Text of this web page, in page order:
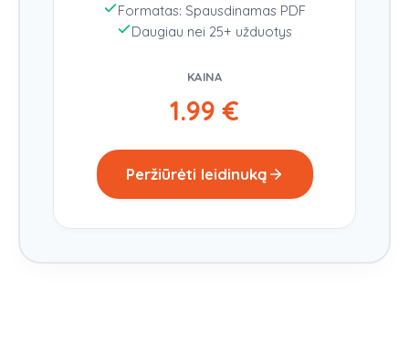
Formatas: Spausdinamas PDF
Daugiau nei 25+ užduotys
KAINA
1.99 €
Peržiūrėti leidinuką